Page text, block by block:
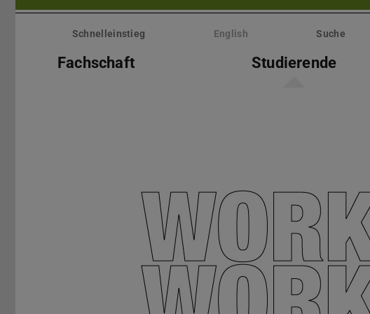
Menü
überspringenSchnelleinstieg English Suche
Fachschaft Studierende